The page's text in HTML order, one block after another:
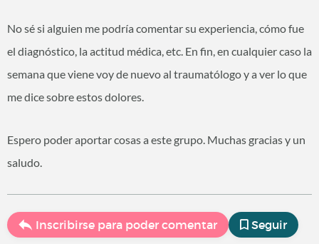
No sé si alguien me podría comentar su experiencia, cómo fue
el diagnóstico, la actitud médica, etc. En fin, en cualquier caso la
semana que viene voy de nuevo al traumatólogo y a ver lo que
me dice sobre estos dolores.
Espero poder aportar cosas a este grupo. Muchas gracias y un
saludo.
Inscribirse para poder comentar Seguir